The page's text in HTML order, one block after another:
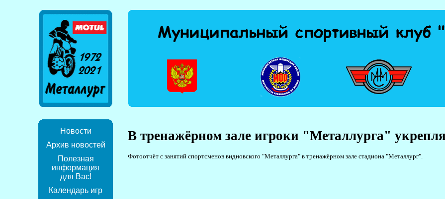
Новости
Архив новостей
Полезная
информация
для Вас!
Календарь игр
В тренажёрном зале игроки "Металлурга"
Фотоотчёт с занятий спортсменов видновского "Металлурга" в тренажёрном зале стадиона "Металлург".